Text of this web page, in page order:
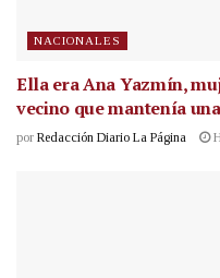
NACIONALES
Ella era Ana Yazmín,
vecino que mantenía
por Redacción Diario La Página